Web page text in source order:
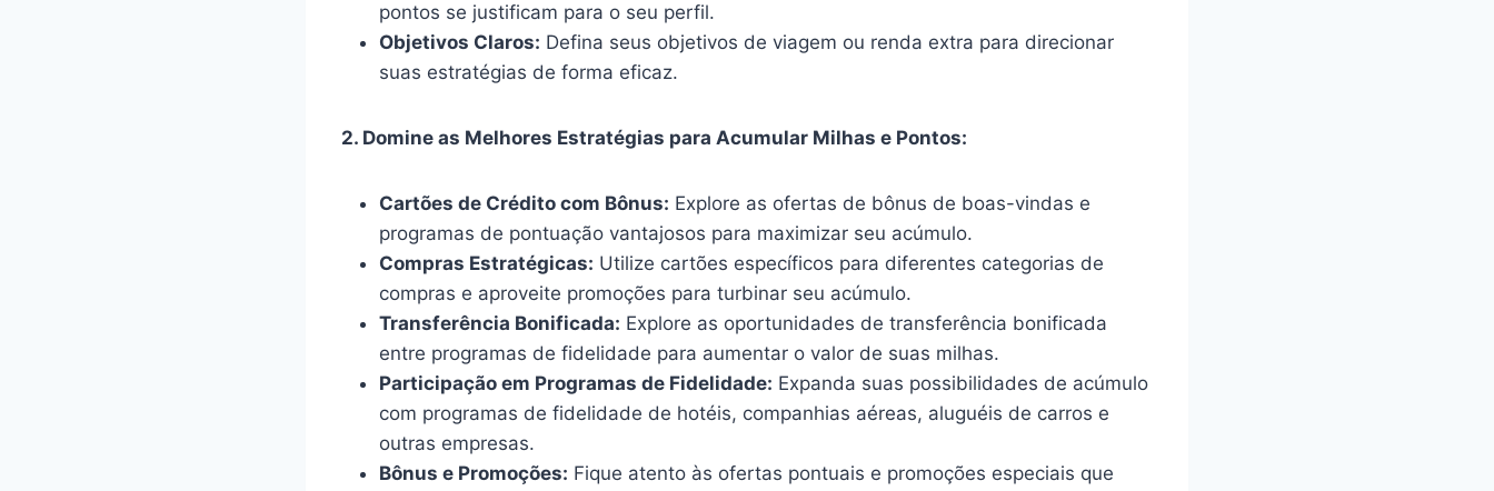
pontos se justificam para o seu perfil.
Objetivos Claros: Defina seus objetivos de viagem ou renda extra para direcionar
suas estratégias de forma eficaz.
2. Domine as Melhores Estratégias para Acumular Milhas e Pontos:
Cartões de Crédito com Bônus: Explore as ofertas de bônus de boas-vindas e
programas de pontuação vantajosos para maximizar seu acúmulo.
Compras Estratégicas: Utilize cartões específicos para diferentes categorias de
compras e aproveite promoções para turbinar seu acúmulo.
Transferência Bonificada: Explore as oportunidades de transferência bonificada
entre programas de fidelidade para aumentar o valor de suas milhas.
Participação em Programas de Fidelidade: Expanda suas possibilidades de acúmulo
com programas de fidelidade de hotéis, companhias aéreas, aluguéis de carros e
outras empresas.
Bônus e Promoções: Fique atento às ofertas pontuais e promoções especiais que